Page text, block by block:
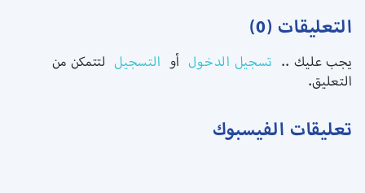
التعليقات (0)
يجب عليك .. تسجيل الدخول أو التسجيل لتتمكن من
التعليق.
تعليقات الفيسبوك